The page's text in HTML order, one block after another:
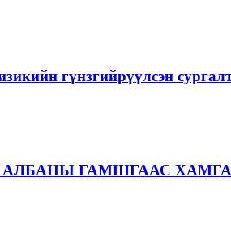
гүнзгийрүүлсэн
ГАМШГААС